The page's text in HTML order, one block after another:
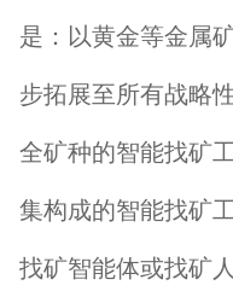
是：以黄金等金属
步拓展至所有战略
全矿种的智能找矿
集构成的智能找矿
找矿智能体或找矿